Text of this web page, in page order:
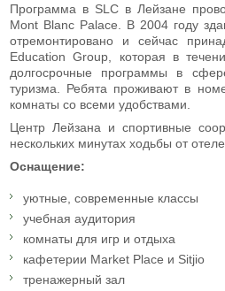
Программа в SLC в Лейзане
Mont Blanc Palace. В 2004 году
отремонтировано и сейчас
Education Group, которая в
долгосрочные программы в
туризма. Ребята проживают в
комнаты со всеми удобствами.
Центр Лейзана и спортивные
нескольких минутах ходьбы от
Оснащение:
уютные, современные классы
учебная аудитория
комнаты для игр и отдыха
кафетерии Market Place и Sitjio
тренажерный зал